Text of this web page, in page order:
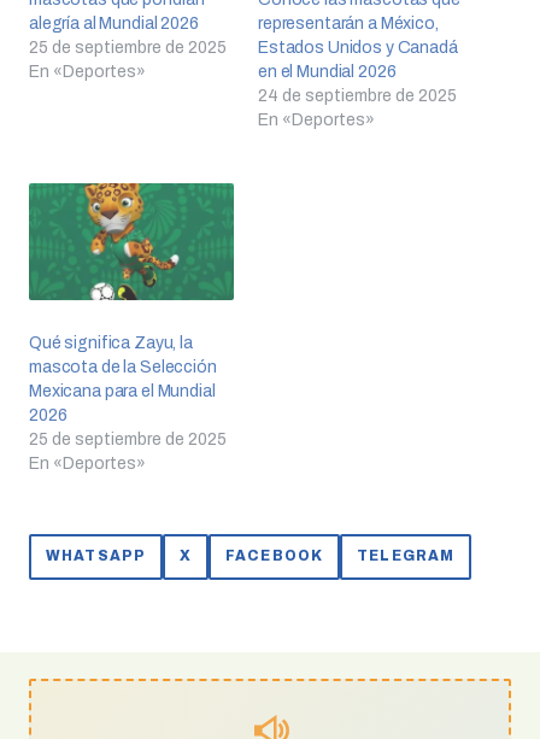
alegría al Mundial 2026
25 de septiembre de 2025
En «Deportes»
representarán a México,
Estados Unidos y Canadá
en el Mundial 2026
24 de septiembre de 2025
En «Deportes»
Qué significa Zayu, la
mascota de la Selección
Mexicana para el Mundial
2026
25 de septiembre de 2025
En «Deportes»
WHATSAPP X FACEBOOK TELEGRAM